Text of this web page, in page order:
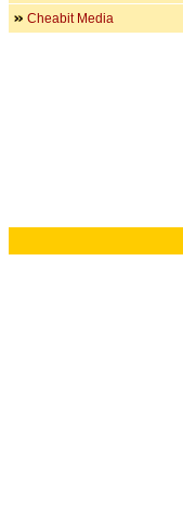
Cheabit Media